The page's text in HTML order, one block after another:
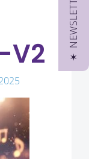
V2